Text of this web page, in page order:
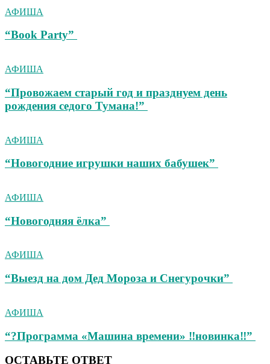
АФИША
“Book Party”
АФИША
“Провожаем старый год и празднуем день
рождения седого Тумана!”
АФИША
“Новогодние игрушки наших бабушек”
АФИША
“Новогодняя ёлка”
АФИША
“Выезд на дом Дед Мороза и Снегурочки”
АФИША
“?Программа «Машина времени» ‼новинка‼”
ОСТАВЬТЕ ОТВЕТ